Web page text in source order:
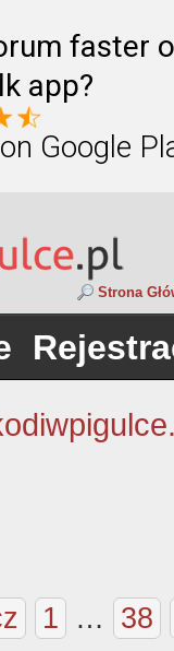
faster
app?
Google
Strona
1 … 38